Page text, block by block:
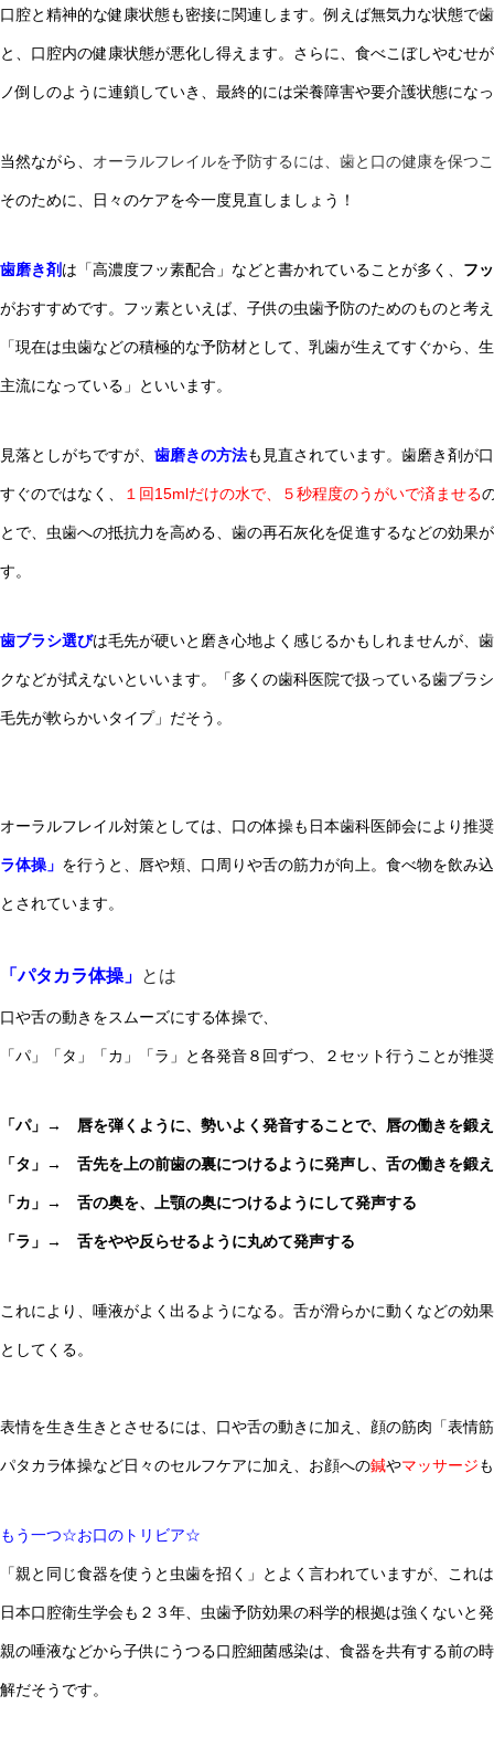
口腔と精神的な健康状態も密接に関連します。例えば無気力な状態で
と、口腔内の健康状態が悪化し得えます。さらに、食べこぼしやむせ
ノ倒しのように連鎖していき、最終的には栄養障害や要介護状態にな
当然ながら、 オーラルフレイルを予防するには、歯と口の健康を保つ
そのために、日々のケアを今一度見直しましょう！
歯磨き剤は「高濃度フッ素配合」などと書かれていることが多く、 フ
がおすすめです。フッ素といえば、子供の虫歯予防のためのものと考
「現在は虫歯などの積極的な予防材として、乳歯が生えてすぐから、
主流になっている」といいます。
見落としがちですが、 歯磨きの方法も見直されています。歯磨き剤が
すぐのではなく、 １回15mlだけの水で、５秒程度のうがいで済ませる
とで、虫歯への抵抗力を高める、歯の再石灰化を促進するなどの効果
す。
歯ブラシ選びは毛先が硬いと磨き心地よく感じるかもしれませんが、
クなどが拭えないといいます。「多くの歯科医院で扱っている歯ブラ
毛先が軟らかいタイプ」だそう。
オーラルフレイル対策としては、口の体操も日本歯科医師会により推
ラ体操」 を行うと、唇や頬、口周りや舌の筋力が向上。食べ物を飲み
とされています。
「パタカラ体操」 とは
口や舌の動きをスムーズにする体操で、
「パ」「タ」「カ」「ラ」と各発音８回ずつ、２セット行うことが推
「パ」→ 唇を弾くように、勢いよく発音することで、唇の働きを鍛
「タ」→ 舌先を上の前歯の裏につけるように発声し、舌の働きを鍛
「カ」→ 舌の奥を、上顎の奥につけるようにして発声する
「ラ」→ 舌をやや反らせるように丸めて発声する
これにより、唾液がよく出るようになる。舌が滑らかに動くなどの効
としてくる。
表情を生き生きとさせるには、口や舌の動きに加え、顔の筋肉「表情
パタカラ体操など日々のセルフケアに加え、お顔への鍼やマッサージ
もう一つ☆お口のトリビア☆
「親と同じ食器を使うと虫歯を招く」とよく言われていますが、これ
日本口腔衛生学会も２３年、虫歯予防効果の科学的根拠は強くないと
親の唾液などから子供にうつる口腔細菌感染は、食器を共有する前の
解だそうです。